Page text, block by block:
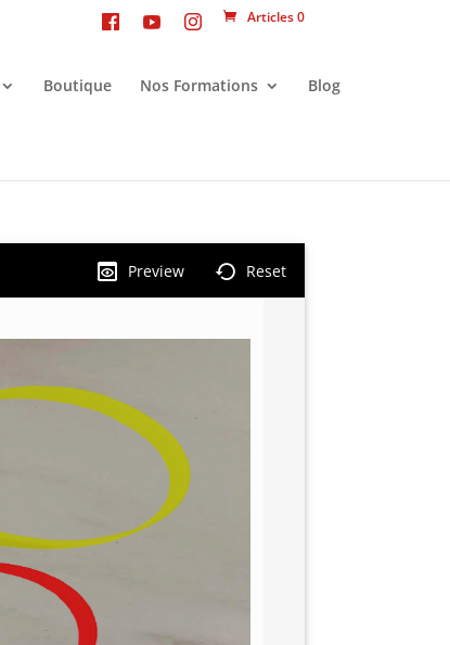
Articles 0
Boutique Nos Formations Blog
Preview Reset